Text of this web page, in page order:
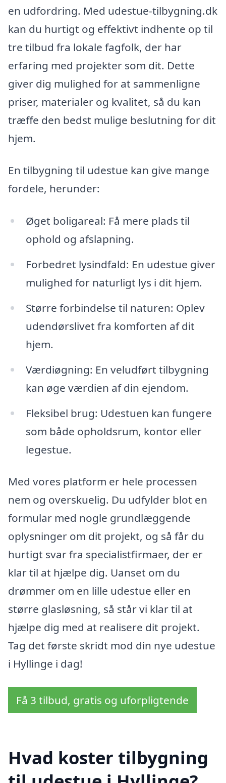
en udfordring. Med udestue-tilbygning.dk
kan du hurtigt og effektivt indhente op til
tre tilbud fra lokale fagfolk, der har
erfaring med projekter som dit. Dette
giver dig mulighed for at sammenligne
priser, materialer og kvalitet, så du kan
træffe den bedst mulige beslutning for dit
hjem.
En tilbygning til udestue kan give mange
fordele, herunder:
Øget boligareal: Få mere plads til
ophold og afslapning.
Forbedret lysindfald: En udestue giver
mulighed for naturligt lys i dit hjem.
Større forbindelse til naturen: Oplev
udendørslivet fra komforten af dit
hjem.
Værdiøgning: En veludført tilbygning
kan øge værdien af din ejendom.
Fleksibel brug: Udestuen kan fungere
som både opholdsrum, kontor eller
legestue.
Med vores platform er hele processen
nem og overskuelig. Du udfylder blot en
formular med nogle grundlæggende
oplysninger om dit projekt, og så får du
hurtigt svar fra specialistfirmaer, der er
klar til at hjælpe dig. Uanset om du
drømmer om en lille udestue eller en
større glasløsning, så står vi klar til at
hjælpe dig med at realisere dit projekt.
Tag det første skridt mod din nye udestue
i Hyllinge i dag!
Få 3 tilbud, gratis og uforpligtende
Hvad koster tilbygning